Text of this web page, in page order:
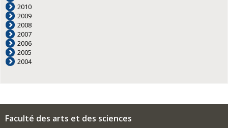
2010
2009
2008
2007
2006
2005
2004
Faculté des arts et des sciences